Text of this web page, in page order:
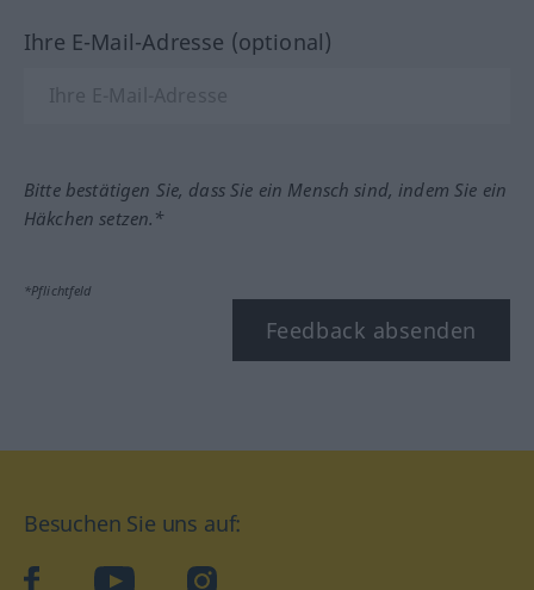
Ihre E-Mail-Adresse (optional)
Bitte bestätigen Sie, dass Sie ein Mensch sind, indem Sie ein
Häkchen setzen.*
*Pflichtfeld
Feedback absenden
Besuchen Sie uns auf:
facebookYouTube Instagram